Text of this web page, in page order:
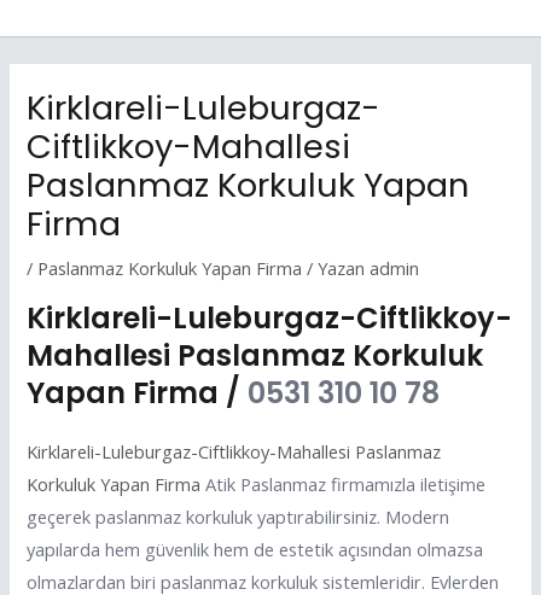
Kirklareli-Luleburgaz-
Ciftlikkoy-Mahallesi
Paslanmaz Korkuluk Yapan
Firma
/ Paslanmaz Korkuluk Yapan Firma / Yazan admin
Kirklareli-Luleburgaz-Ciftlikkoy-
Mahallesi Paslanmaz Korkuluk
Yapan Firma / 0531 310 10 78
Kirklareli-Luleburgaz-Ciftlikkoy-Mahallesi Paslanmaz
Korkuluk Yapan Firma Atik Paslanmaz firmamızla iletişime
geçerek paslanmaz korkuluk yaptırabilirsiniz. Modern
yapılarda hem güvenlik hem de estetik açısından olmazsa
olmazlardan biri paslanmaz korkuluk sistemleridir. Evlerden